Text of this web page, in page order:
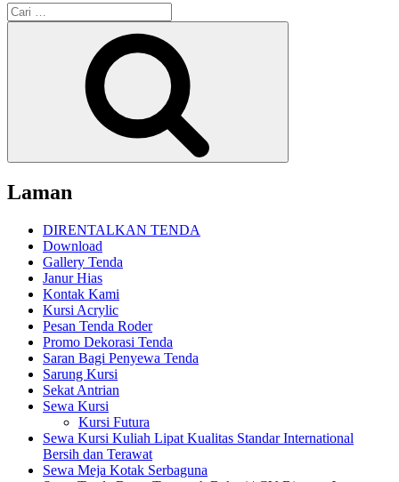
Pencarian
untuk:
Laman
DIRENTALKAN TENDA
Download
Gallery Tenda
Janur Hias
Kontak Kami
Kursi Acrylic
Pesan Tenda Roder
Promo Dekorasi Tenda
Saran Bagi Penyewa Tenda
Sarung Kursi
Sekat Antrian
Sewa Kursi
Kursi Futura
Sewa Kursi Kuliah Lipat Kualitas Standar International
Bersih dan Terawat
Sewa Meja Kotak Serbaguna